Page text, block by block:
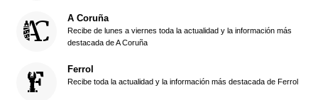
A Coruña
Recibe de lunes a viernes toda la actualidad y la información más
destacada de A Coruña
Ferrol
Recibe toda la actualidad y la información más destacada de Ferrol